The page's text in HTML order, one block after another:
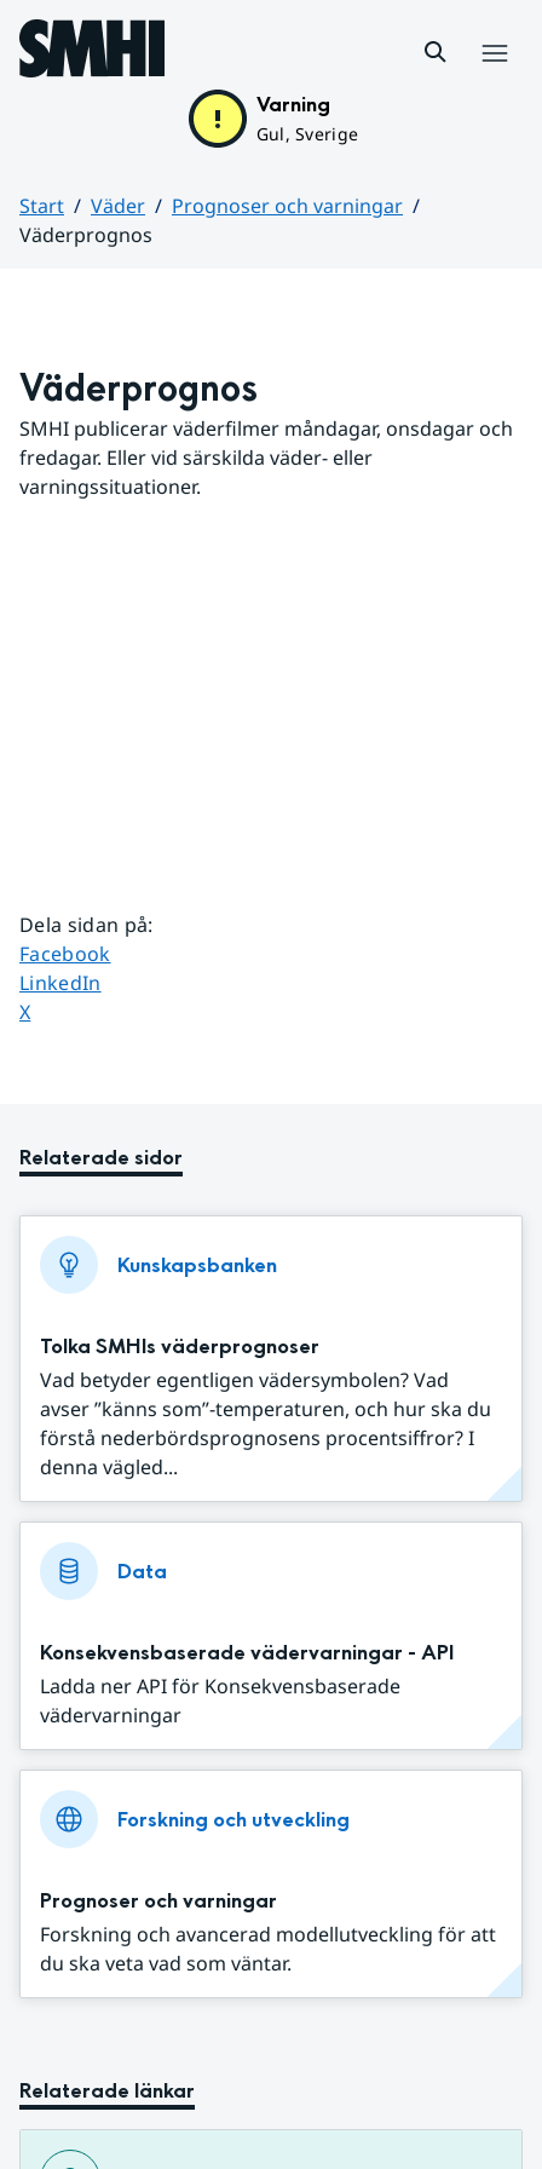
Hoppa till sidans innehåll
Varning
Gul, Sverige
Start Väder
Prognoser och varningar
Väderprognos
Väderprognos
SMHI publicerar väderfilmer måndagar, onsdagar och
fredagar. Eller vid särskilda väder- eller
varningssituationer.
Dela sidan på:
Dela sidan på
Facebook
Dela sidan på
LinkedIn
Dela sidan på
X
Relaterade sidor
Kunskapsbanken
Tolka SMHIs väderprognoser
Vad betyder egentligen vädersymbolen? Vad
avser ”känns som”-temperaturen, och hur ska du
förstå nederbördsprognosens procentsiffror? I
denna vägled...
Data
Konsekvensbaserade vädervarningar - API
Ladda ner API för Konsekvensbaserade
vädervarningar
Forskning och utveckling
Prognoser och varningar
Forskning och avancerad modellutveckling för att
du ska veta vad som väntar.
Relaterade länkar